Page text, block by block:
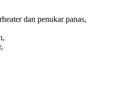
dan penukar panas,